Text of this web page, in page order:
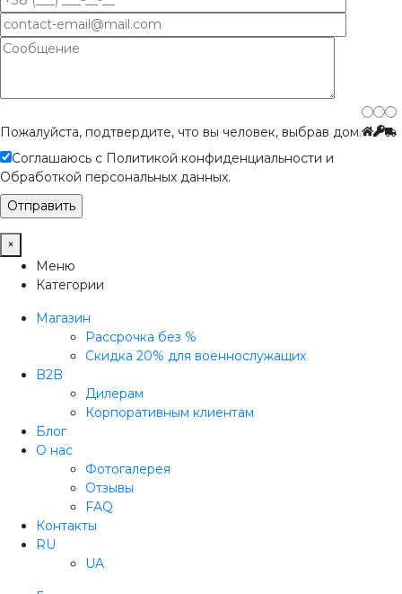
Пожалуйста, подтвердите, что вы человек, выбрав дом.
Соглашаюсь с Политикой конфиденциальности и
Обработкой персональных данных.
×
Меню
Категории
Магазин
Рассрочка без %
Скидка 20% для военнослужащих
B2B
Дилерам
Корпоративным клиентам
Блог
О нас
Фотогалерея
Отзывы
FAQ
Контакты
RU
UA